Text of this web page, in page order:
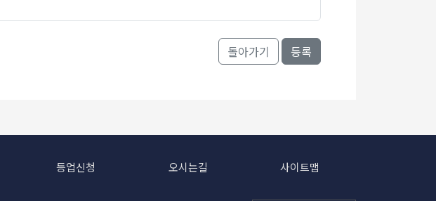
돌아가기
등업신청 오시는길 사이트맵